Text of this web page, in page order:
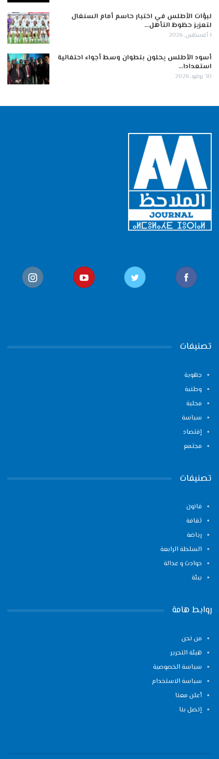
لبؤات الأطلس في اختبار حاسم أمام السنغال
لتعزيز حظوظ التأهل…
1 أغسطس, 2026
أسود الأطلس يحلون بتطوان وسط أجواء احتفالية
استعدادا…
30 يوليو, 2026
تصنيفات
جهوية
وطنية
محلية
سياسة
إقتصاد
مجتمع
تصنيفات
قانون
ثقافة
رياضة
السلطة الرابعة
حوادث و عدالة
بيئة
روابط هامة
من نحن
هيئة التحرير
سياسة الخصوصية
سياسة الاستخدام
أعلن معنا
إتصل بنا